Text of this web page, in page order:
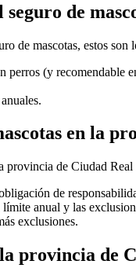
de
de mascotas, estos
perros (y recomendable
en la
de Ciudad
de
anual y las
exclusiones.
provincia de